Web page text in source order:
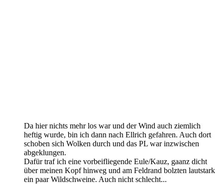
Da hier nichts mehr los war und der Wind auch ziemlich
heftig wurde, bin ich dann nach Ellrich gefahren. Auch dort
schoben sich Wolken durch und das PL war inzwischen
abgeklungen.
Dafür traf ich eine vorbeifliegende Eule/Kauz, gaanz dicht
über meinen Kopf hinweg und am Feldrand bolzten lautstark
ein paar Wildschweine. Auch nicht schlecht...